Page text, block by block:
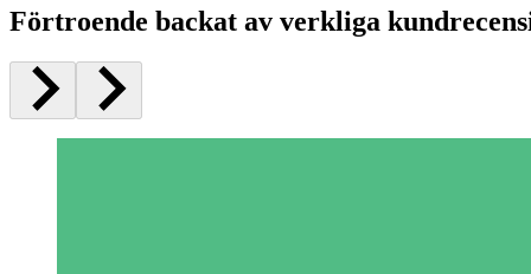
Förtroende backat av verkliga